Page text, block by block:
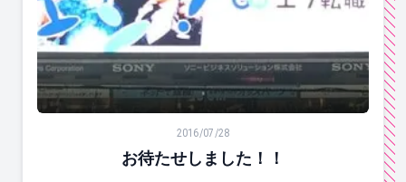
2016/07/28
お待たせしました！！